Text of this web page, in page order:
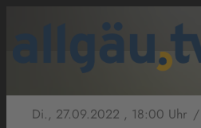
Di., 27.09.2022 , 18:00 Uhr /